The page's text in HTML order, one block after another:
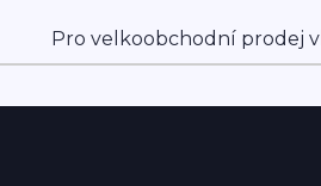
Pro velkoobchodní prodej